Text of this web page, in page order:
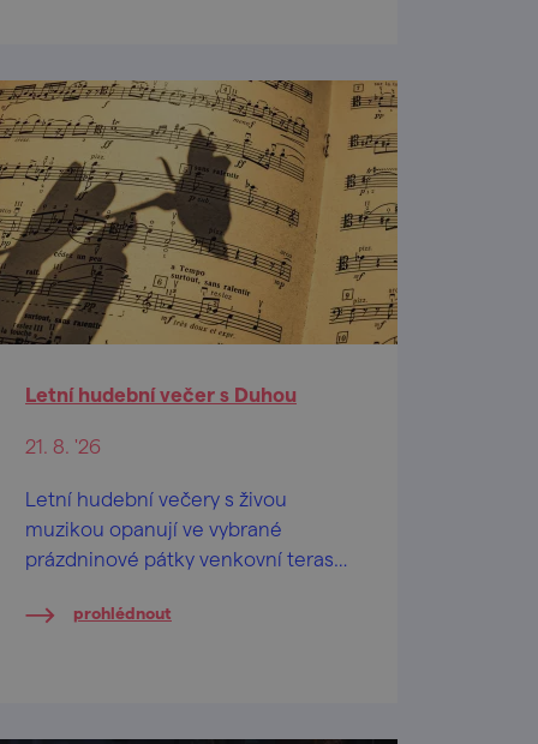
Letní hudební večer s Duhou
21. 8. '26
Letní hudební večery s živou
muzikou opanují ve vybrané
prázdninové pátky venkovní terasy
Tesařů i sousedním "sesterským"
prohlédnout